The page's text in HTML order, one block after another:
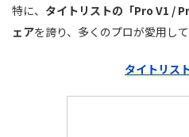
特に、 タイトリストの「Pro V1 /
ェアを誇り、多くのプロが愛用して
タイトリス